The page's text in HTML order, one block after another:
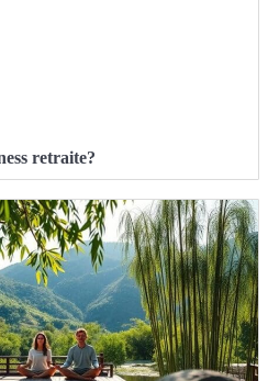
retraite?